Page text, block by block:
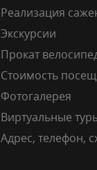
Реализация
Экскурсии
Прокат
Стоимость
Фотогалерея
Виртуальные
Адрес, телефон,